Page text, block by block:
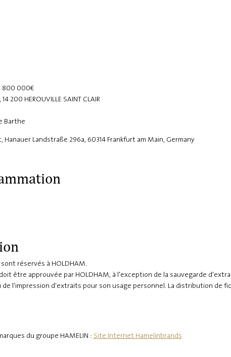
800 000€
200 HEROUVILLE SAINT CLAIR
Barthe
Landstraße 296a, 60314 Frankfurt am Main, Germany
réservés à HOLDHAM.
être approuvée par HOLDHAM, à l'exception de la sauvegarde
l'impression d'extraits pour son usage personnel. La distribution de
du groupe HAMELIN : Site Internet Hamelinbrands